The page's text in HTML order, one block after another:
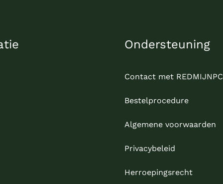
Ondersteuning
Contact met REDMIJNPC
Bestelprocedure
Algemene voorwaarden
Privacybeleid
Herroepingsrecht